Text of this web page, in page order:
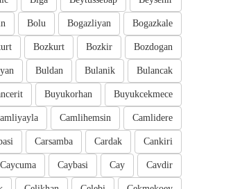
Bogazkale
Bogazliyan
Bolu
Bozdogan
Bozkir
Bozkurt
Bulancak
Bulanik
Buldan
Buyukcekmece
Buyukorhan
Camlidere
Camlihemsin
Cankiri
Cardak
Carsamba
Cavdir
Cay
Caybasi
Caycuma